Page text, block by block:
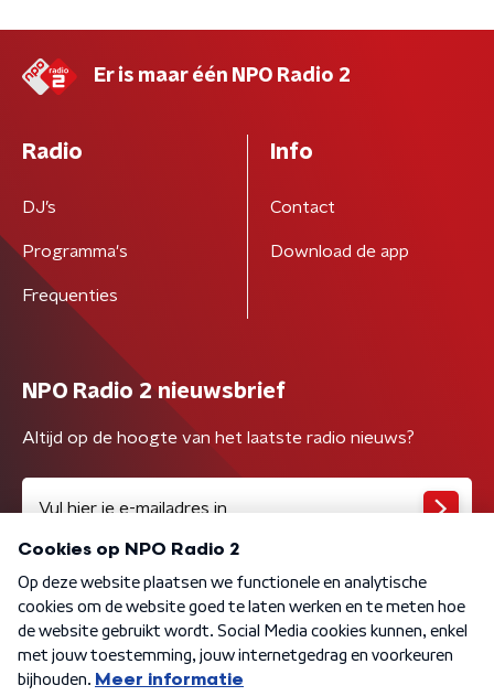
Er is maar één NPO Radio 2
Radio
DJ’s
Programma's
Frequenties
Info
Contact
Download de app
NPO Radio 2 nieuwsbrief
Altijd op de hoogte van het laatste radio nieuws?
Algemene voorwaarden